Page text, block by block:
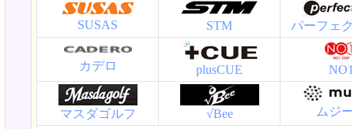
SUSAS STM パーフェ
カデロ plusCUE NO1
マスダゴルフ √Bee
ムジ